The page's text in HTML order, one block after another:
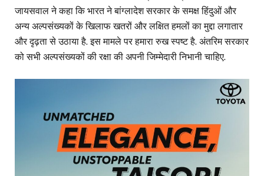
जायसवाल ने कहा कि भारत ने बांग्लादेश सरकार के समक्ष हिंदुओं और
अन्य अल्पसंख्यकों के खिलाफ खतरों और लक्षित हमलों का मुद्दा लगातार
और दृढ़ता से उठाया है. इस मामले पर हमारा रुख स्पष्ट है. अंतरिम सरकार
को सभी अल्पसंख्यकों की रक्षा की अपनी जिम्मेदारी निभानी चाहिए.